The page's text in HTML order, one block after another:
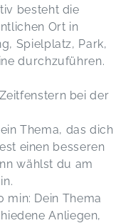
besteht die
Ort in
Spielplatz, Park,
durchzuführen.
bei der
Thema, das dich
einen besseren
wählst du am
min: Dein Thema
Anliegen,